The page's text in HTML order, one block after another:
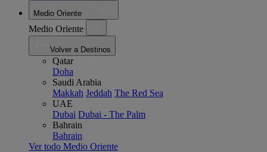
Medio Oriente
Medio Oriente
Volver a Destinos
Qatar
Doha
Saudi Arabia
Makkah Jeddah The Red Sea
UAE
Dubai Dubai - The Palm
Bahrain
Bahrain
Ver todo Medio Oriente